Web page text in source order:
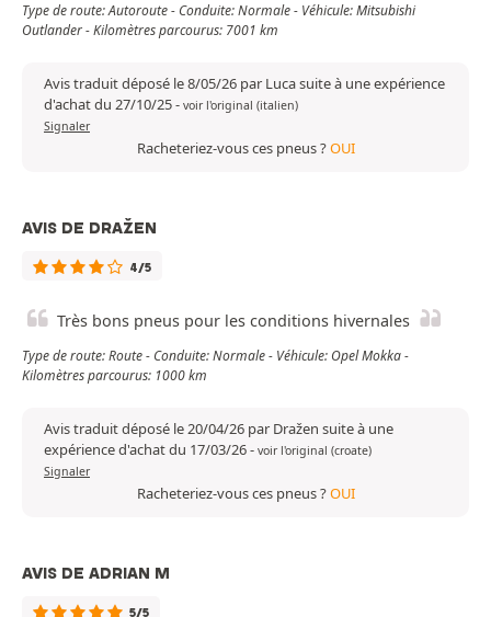
Type de route: Autoroute - Conduite: Normale - Véhicule: Mitsubishi
Outlander - Kilomètres parcourus: 7001 km
Avis traduit déposé le 8/05/26 par Luca suite à une expérience
d'achat du 27/10/25- voir l'original (italien)
Signaler
Racheteriez-vous ces pneus ?OUI
AVIS DE DRAŽEN
4/5
Très bons pneus pour les conditions hivernales
Type de route: Route - Conduite: Normale - Véhicule: Opel Mokka -
Kilomètres parcourus: 1000 km
Avis traduit déposé le 20/04/26 par Dražen suite à une
expérience d'achat du 17/03/26- voir l'original (croate)
Signaler
Racheteriez-vous ces pneus ?OUI
AVIS DE ADRIAN M
5/5